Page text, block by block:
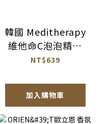
韓國 Meditherapy
維他命C泡泡精華
100ml【AS066】
NT$639
加入購物車